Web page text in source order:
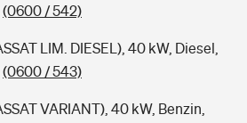
(0600 / 542)
LIM. DIESEL), 40 kW, Diesel,
(0600 / 543)
VARIANT), 40 kW, Benzin,